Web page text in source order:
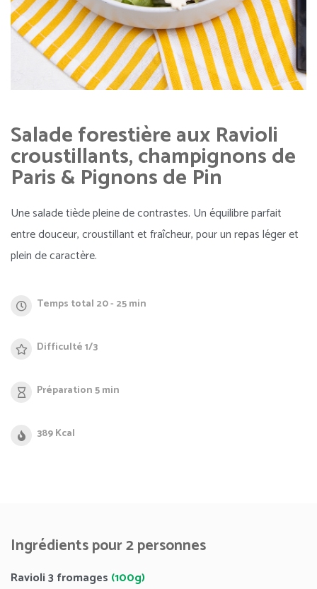
Salade forestière aux Ravioli
croustillants, champignons de
Paris & Pignons de Pin
Une salade tiède pleine de contrastes. Un équilibre parfait
entre douceur, croustillant et fraîcheur, pour un repas léger et
plein de caractère.
Temps total 20 - 25 min
Difficulté 1/3
Préparation 5 min
389 Kcal
Ingrédients pour 2 personnes
Ravioli 3 fromages (100g)